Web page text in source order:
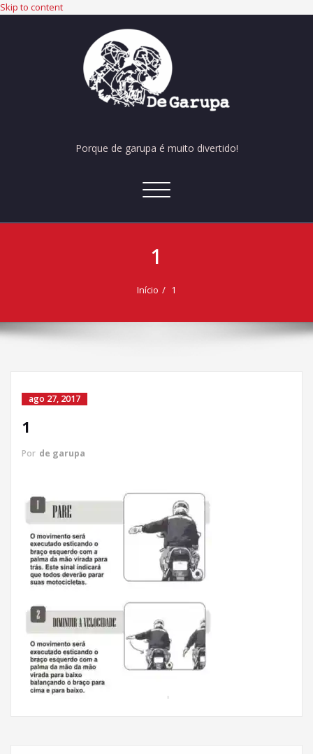
Skip to content
Porque de garupa é muito divertido!
Alternar
1
Início 1
ago 27, 2017
1
Por de garupa